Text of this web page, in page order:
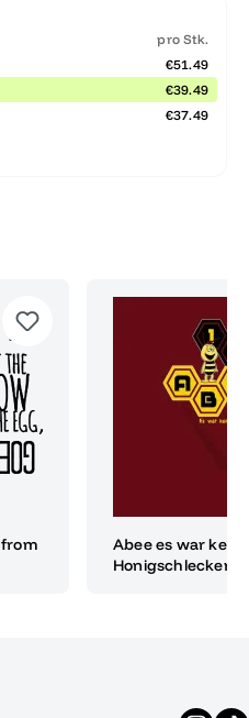
pro Stk.
€51.49
€39.49
€37.49
Abee es war kein
Honigschlecken